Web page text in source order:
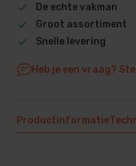
De echte vakman
Groot assortiment
Snelle levering
Heb je een vraag?
Productinformatie